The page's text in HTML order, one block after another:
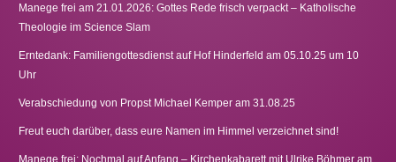
Manege frei am 21.01.2026: Gottes Rede frisch verpackt – Katholische
Theologie im Science Slam
Erntedank: Familiengottesdienst auf Hof Hinderfeld am 05.10.25 um 10
Uhr
Verabschiedung von Propst Michael Kemper am 31.08.25
Freut euch darüber, dass eure Namen im Himmel verzeichnet sind!
Manege frei: Nochmal auf Anfang – Kirchenkabarett mit Ulrike Böhmer am